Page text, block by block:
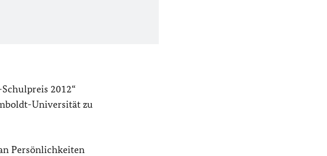
2012“
Universität zu
Persönlichkeiten